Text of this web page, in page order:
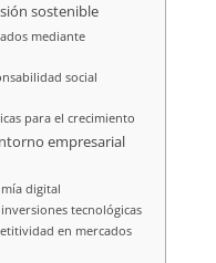
sostenible
mediante
social
para el crecimiento
empresarial
digital
tecnológicas
en mercados